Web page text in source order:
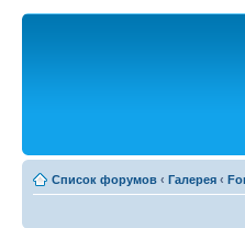
Список форумов ‹ Галерея ‹